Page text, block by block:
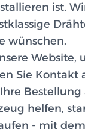
ist.
wünschen.
Website,
Sie Kontakt
Bestellung
helfen,
- mit